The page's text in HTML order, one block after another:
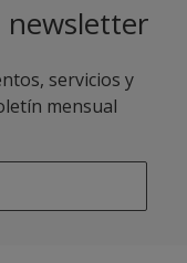
newsletter
servicios y
mensual